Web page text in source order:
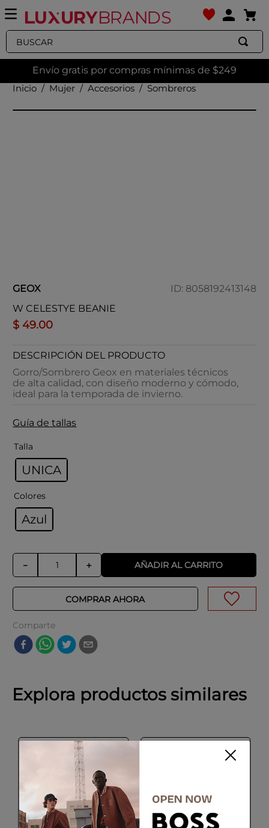
Buscar
Envío gratis por compras mínimas de $249
Mujer
Accesorios Sombreros
GEOX ID: 8058192413148
W CELESTYE BEANIE
$ 49.00
DESCRIPCIÓN DEL PRODUCTO
Gorro/Sombrero Geox en materiales técnicos
de alta calidad, con diseño moderno y cómodo,
ideal para la temporada de invierno.
Guía de tallas
Talla
UNICA
Colores
Azul
＋
－ AÑADIR AL CARRITO
COMPRAR AHORA
Comparte
Explora productos similares